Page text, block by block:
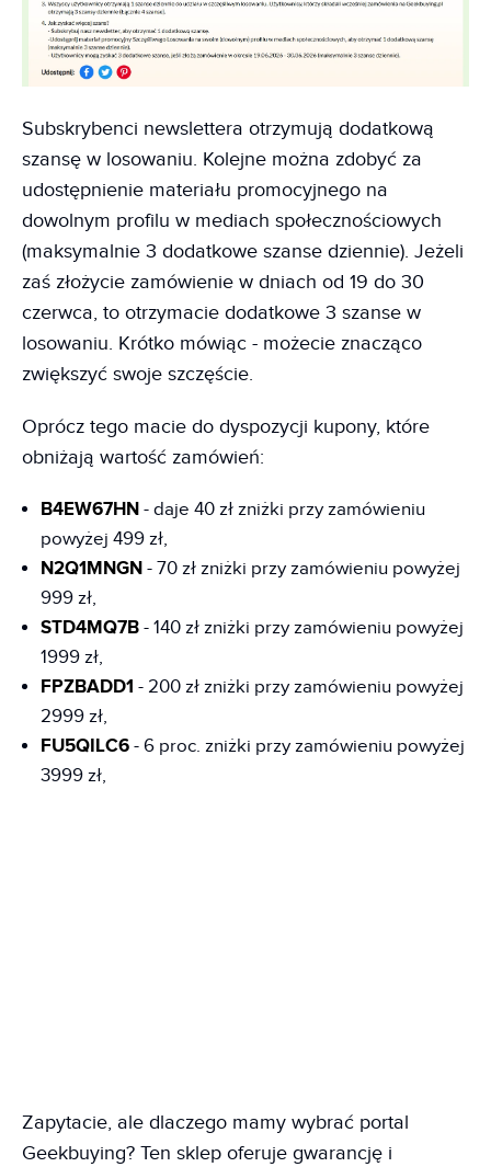
Subskrybenci newslettera otrzymują dodatkową
szansę w losowaniu. Kolejne można zdobyć za
udostępnienie materiału promocyjnego na
dowolnym profilu w mediach społecznościowych
(maksymalnie 3 dodatkowe szanse dziennie). Jeżeli
zaś złożycie zamówienie w dniach od 19 do 30
czerwca, to otrzymacie dodatkowe 3 szanse w
losowaniu. Krótko mówiąc - możecie znacząco
zwiększyć swoje szczęście.
Oprócz tego macie do dyspozycji kupony, które
obniżają wartość zamówień:
B4EW67HN - daje 40 zł zniżki przy zamówieniu
powyżej 499 zł,
N2Q1MNGN - 70 zł zniżki przy zamówieniu powyżej
999 zł,
STD4MQ7B - 140 zł zniżki przy zamówieniu powyżej
1999 zł,
FPZBADD1 - 200 zł zniżki przy zamówieniu powyżej
2999 zł,
FU5QILC6 - 6 proc. zniżki przy zamówieniu powyżej
3999 zł,
Zapytacie, ale dlaczego mamy wybrać portal
Geekbuying? Ten sklep oferuje gwarancję i